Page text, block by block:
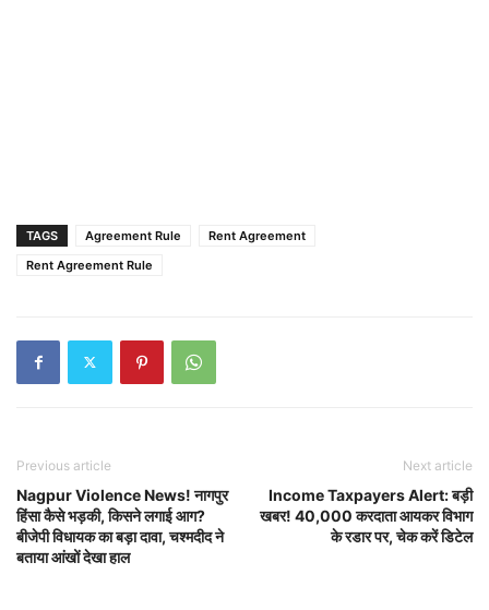
TAGS Agreement Rule
Rent Agreement
Rent Agreement Rule
Previous article
Nagpur Violence News! नागपुर
हिंसा कैसे भड़की, किसने लगाई आग?
बीजेपी विधायक का बड़ा दावा, चश्मदीद ने
बताया आंखों देखा हाल
Next article
Income Taxpayers Alert: बड़ी
खबर! 40,000 करदाता आयकर विभाग
के रडार पर, चेक करें डिटेल